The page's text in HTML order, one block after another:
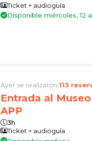
Ticket + audioguía
Disponible miércoles, 12
Ayer se realizaron 113
Entrada al
APP
3h
Ticket + audioguía